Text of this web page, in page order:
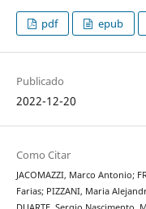
pdf epub
Publicado
2022-12-20
Como Citar
JACOMAZZI, Marco Antonio;
Farias; PIZZANI, Maria